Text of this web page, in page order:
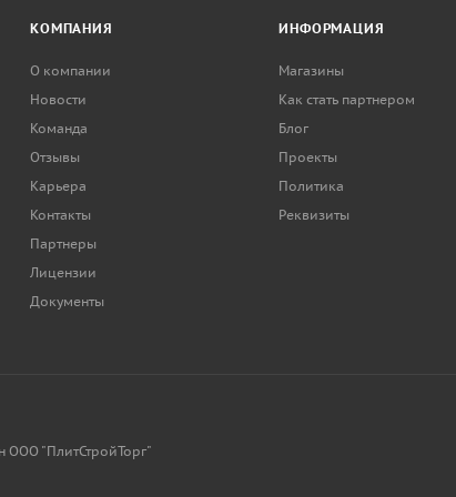
КОМПАНИЯ
О компании
Новости
Команда
Отзывы
Карьера
Контакты
Партнеры
Лицензии
Документы
ИНФОРМАЦИЯ
Магазины
Как стать партнером
Блог
Проекты
Политика
Реквизиты
ООО "ПлитСтройТорг"